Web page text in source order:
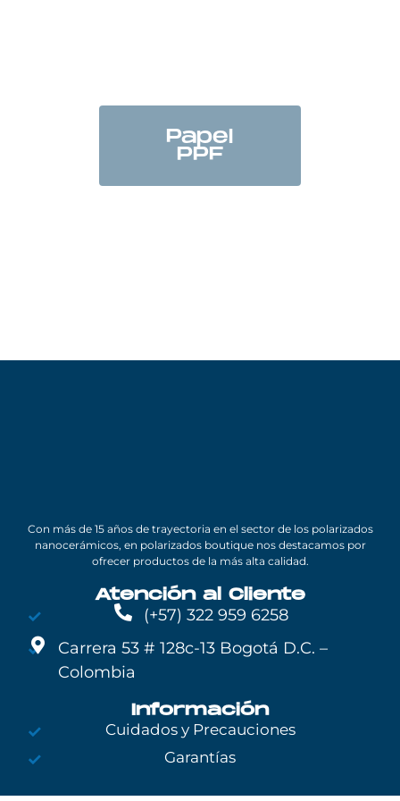
Papel
PPF
Con más de 15 años de trayectoria en el sector de los polarizados
nanocerámicos, en polarizados boutique nos destacamos por
ofrecer productos de la más alta calidad.
Atención al Cliente
(+57) 322 959 6258
Carrera 53 # 128c-13 Bogotá D.C. –
Colombia
Información
Cuidados y Precauciones
Garantías